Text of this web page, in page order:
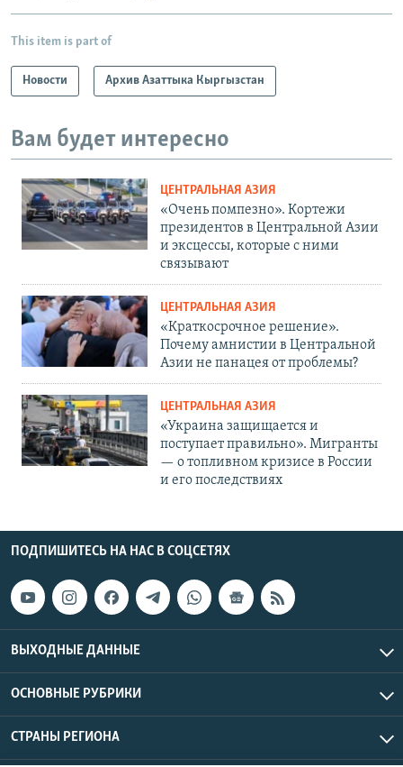
This item is part of
Новости Архив Азаттыка Кыргызстан
Вам будет интересно
ЦЕНТРАЛЬНАЯ АЗИЯ
«Очень помпезно». Кортежи
президентов в Центральной Азии
и эксцессы, которые с ними
связывают
ЦЕНТРАЛЬНАЯ АЗИЯ
«Краткосрочное решение».
Почему амнистии в Центральной
Азии не панацея от проблемы?
ЦЕНТРАЛЬНАЯ АЗИЯ
«Украина защищается и
поступает правильно». Мигранты
— о топливном кризисе в России
и его последствиях
ПОДПИШИТЕСЬ НА НАС В СОЦСЕТЯХ
ВЫХОДНЫЕ ДАННЫЕ
ОСНОВНЫЕ РУБРИКИ
СТРАНЫ РЕГИОНА